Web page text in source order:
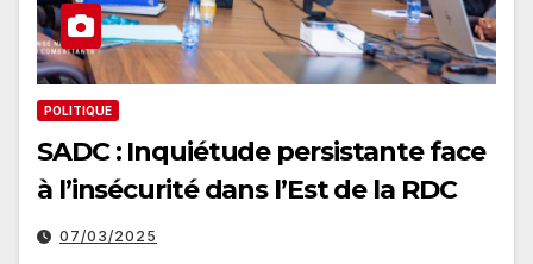
POLITIQUE
SADC : Inquiétude persistante face
à l’insécurité dans l’Est de la RDC
07/03/2025